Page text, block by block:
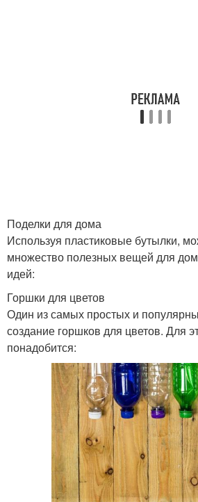
Поделки для дома
Используя пластиковые бутылки,
множество полезных вещей для
идей:
Горшки для цветов
Один из самых простых и
создание горшков для цветов. Для
понадобится: